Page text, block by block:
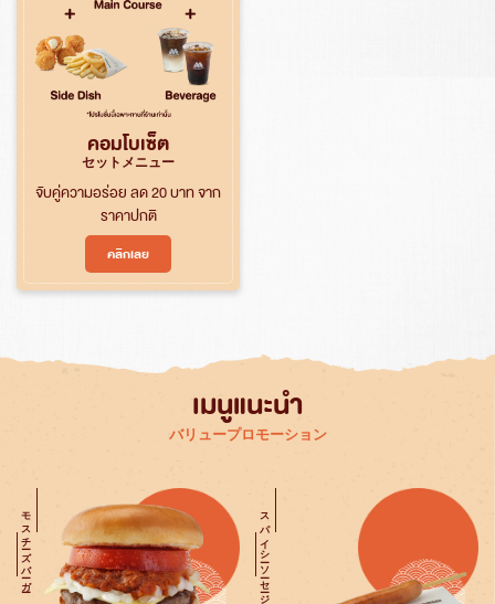
คอมโบเซ็ต
セットメニュー
จับคู่ความอร่อย ลด 20 บาท จาก
ราคาปกติ
คลิกเลย
เมนูแนะนำ
バリュープロモーション
モスチーズバーガー スパイシーソーセージ